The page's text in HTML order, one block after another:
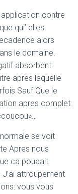
contre
qui’ elles
alors
le domaine.
absorbent
apres laquelle
Sauf Que le
apres complet
se voit
Apres nous
ca pouaait
attroupement
vous vous